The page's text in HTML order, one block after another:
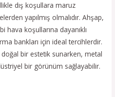
dış koşullara maruz
yapılmış olmalıdır. Ahşap,
koşullarına dayanıklı
bankları için ideal tercihlerdir.
bir estetik sunarken, metal
bir görünüm sağlayabilir.